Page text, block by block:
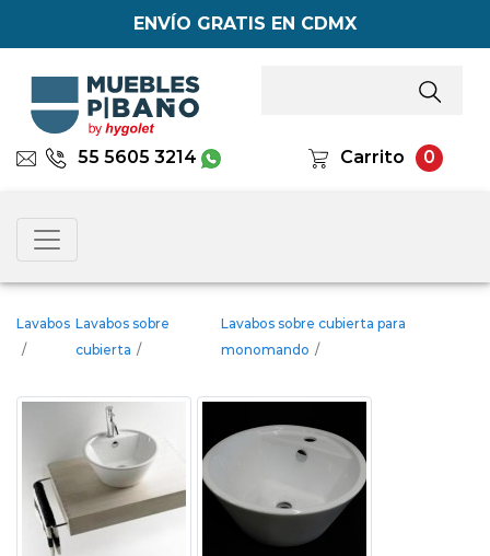
ENVÍO GRATIS EN CDMX
55 5605 3214 Carrito 0
Lavabos
/
Lavabos sobre
cubierta /
Lavabos sobre cubierta para
monomando /